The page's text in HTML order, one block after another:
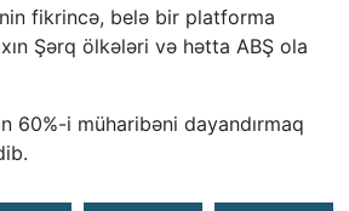
fikrincə, belə bir platforma
Şərq ölkələri və hətta ABŞ ola
60%-i müharibəni dayandırmaq